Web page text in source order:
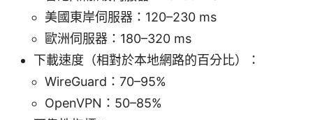
美國東岸伺服器：120–230 ms
歐洲伺服器：180–320 ms
下載速度（相對於本地網路的百分比）：
WireGuard：70–95%
OpenVPN：50–85%